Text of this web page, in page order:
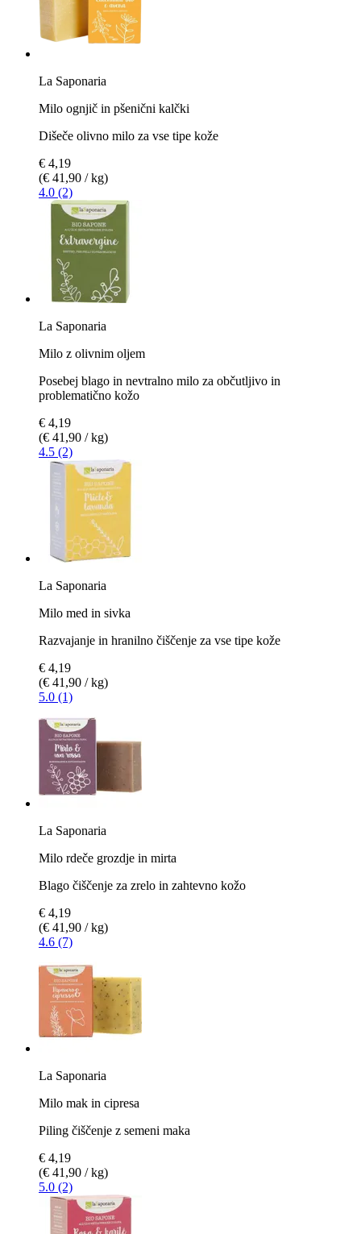
La Saponaria
Milo ognjič in pšenični kalčki
Dišeče olivno milo za vse tipe kože
€ 4,19
(€ 41,90 / kg)
4.0 (2)
La Saponaria
Milo z olivnim oljem
Posebej blago in nevtralno milo za občutljivo in
problematično kožo
€ 4,19
(€ 41,90 / kg)
4.5 (2)
La Saponaria
Milo med in sivka
Razvajanje in hranilno čiščenje za vse tipe kože
€ 4,19
(€ 41,90 / kg)
5.0 (1)
La Saponaria
Milo rdeče grozdje in mirta
Blago čiščenje za zrelo in zahtevno kožo
€ 4,19
(€ 41,90 / kg)
4.6 (7)
La Saponaria
Milo mak in cipresa
Piling čiščenje z semeni maka
€ 4,19
(€ 41,90 / kg)
5.0 (2)